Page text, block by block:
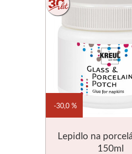
Lepidlo na
150ml
30,0 %